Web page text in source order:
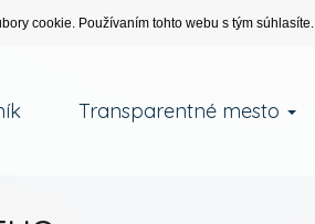
cookie. Používaním tohto webu s tým súhlasíte.
Transparentné mesto